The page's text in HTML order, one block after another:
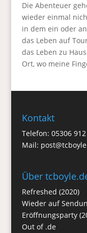
Die Abenteuer
wieder einmal
in dem ein oder
das Leben auf
das Leben zu
Ort, wo meine
Kontakt
Telefon: 05306
Mail:
Über
Refreshed (2020)
Wieder auf
Eröffnungsparty
Out of .de